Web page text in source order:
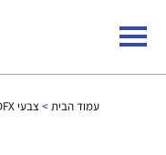
עמוד הבית> צבעי DFX